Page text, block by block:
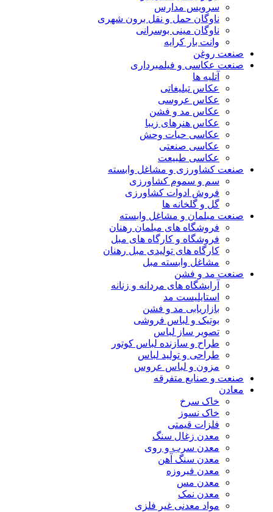
سرویس مدارس
ناوگان حمل و نقل برون شهری
ناوگان مینی بوسرانی
وانت بار کرایه
صنعت روغن
صنعت عکاسی و فیلمبرداری
آتلیه ها
عکاس تبلیغاتی
عکاس عروسی
عکاس مد و فشن
عکاس هنرهای زیبا
عکاسی حیات وحش
عکاسی صنعتی
عکاسی طبیعت
صنعت کشاورزی و مشاغل وابسته
سم و سموم کشاورزی
فروش ادوات کشاورزی
گل و گلخانه ها
صنعت مبلمان و مشاغل وابسته
فروشگاه های مبلمان رهنان
فروشگاه و کارگاه های مبل
کارگاه های تولیدی مبل رهنان
مشاغل وابسته مبل
صنعت مد و فشن
آرایشگاه های مردانه و زنانه
استایلیست مد
بازاریابی مد و فشن
بوتیک و لباس فروشی
تصویر ساز لباس
طراح و سازنده لباس کوتور
طراحی و تولید لباس
مزون و لباس عروس
صنعت و صنایع متفرقه
معادن
خاک سرخ
خاک نسوز
فلزات قیمتی
معدن زغال سنگ
معدن سرب و روی
معدن سنگ آهن
معدن فیروزه
معدن مس
معدن نمک
مواد معدنی غیر فلزی